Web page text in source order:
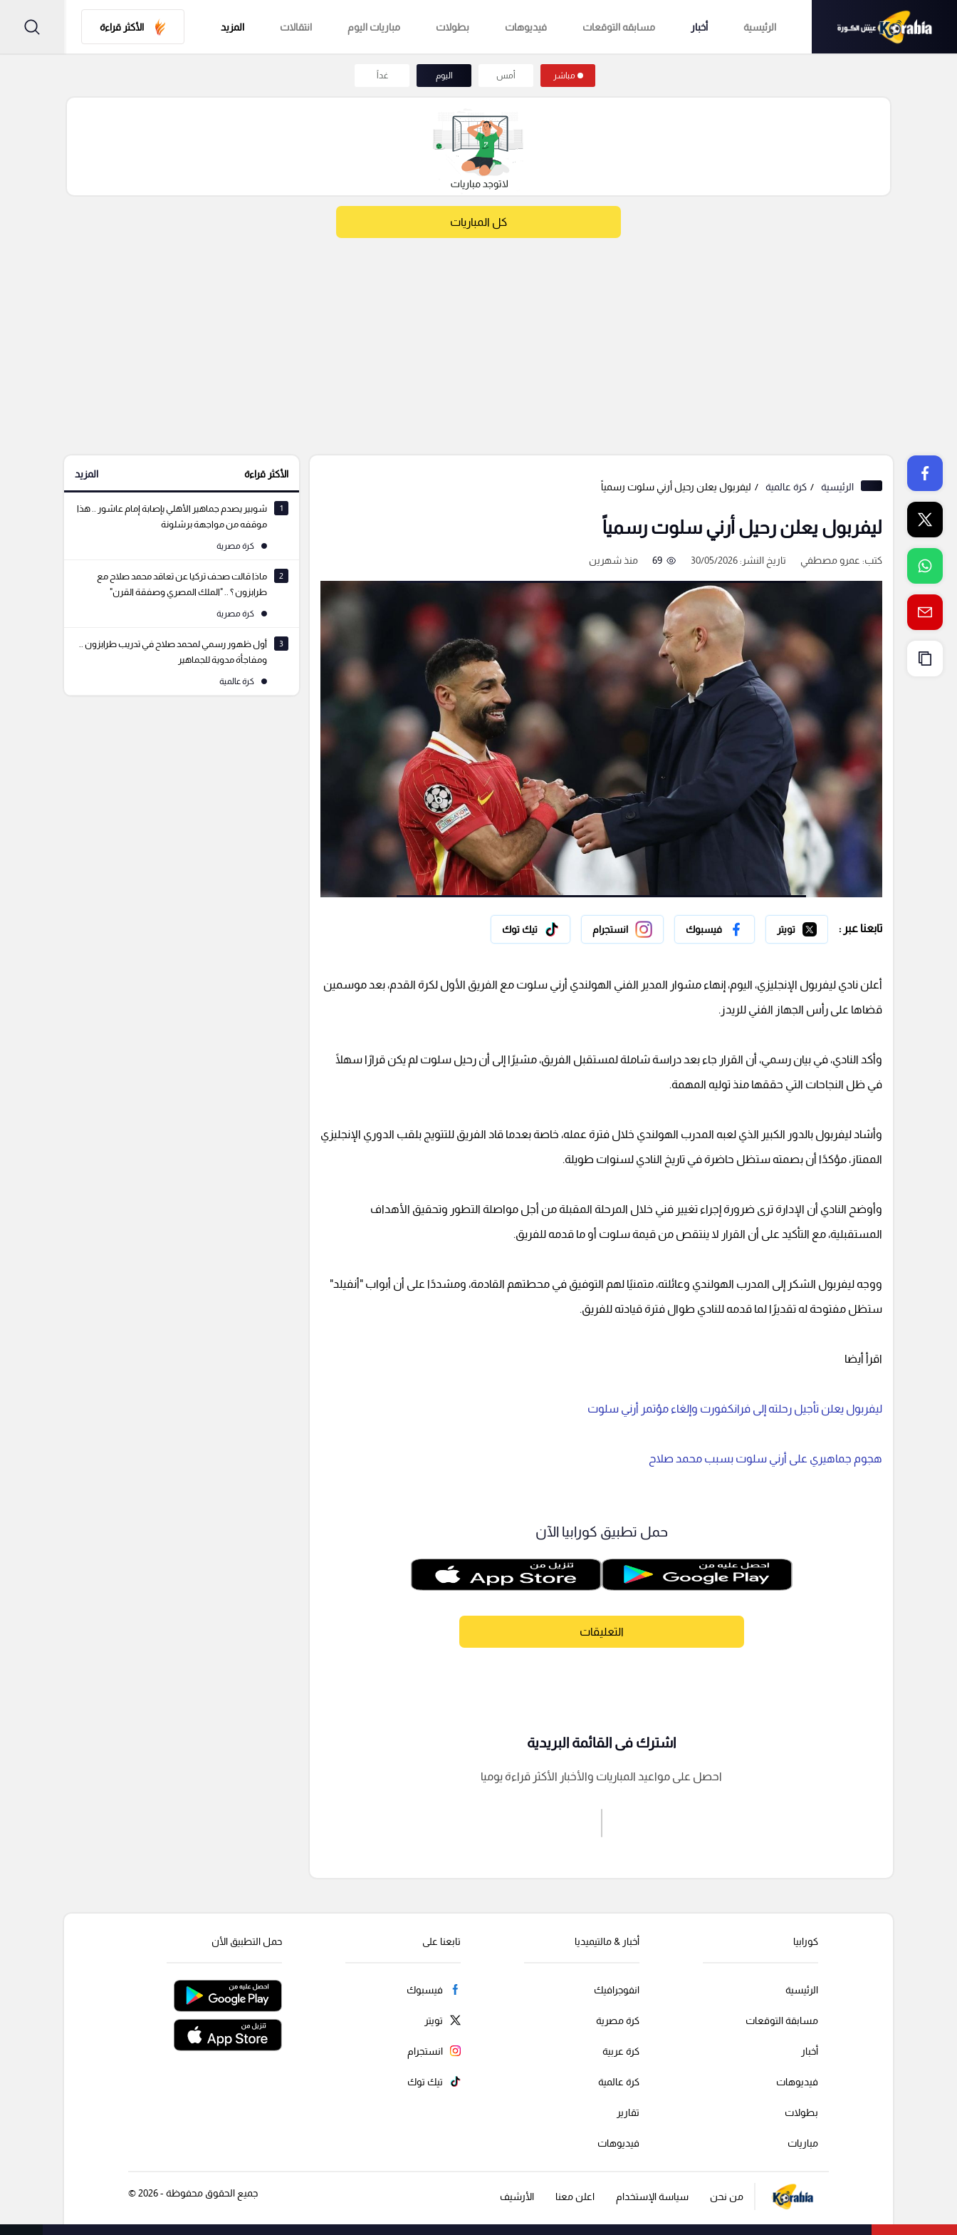
الرئيسية أخبار مسابقه التوقعات فيديوهات بطولات مباريات اليوم انتقالات المزيد الأكثر قراءة
مباشر أمس اليوم غداً
كل المباريات
الرئيسية كرة عالمية ليفربول يعلن رحيل أرني سلوت رسمياً
ليفربول يعلن رحيل أرني سلوت رسمياً
كتب: عمرو مصطفي تاريخ النشر: 30/05/2026 69 منذ شهرين
تابعنا عبر : تويتر فيسبوك انستجرام تيك توك
أعلن نادي ليفربول الإنجليزي، اليوم، إنهاء مشوار المدير الفني الهولندي أرني سلوت مع الفريق الأول لكرة القدم، بعد موسمين
قضاها على رأس الجهاز الفني للريدز.
وأكد النادي، في بيان رسمي، أن القرار جاء بعد دراسة شاملة لمستقبل الفريق، مشيرًا إلى أن رحيل سلوت لم يكن قرارًا سهلًا
في ظل النجاحات التي حققها منذ توليه المهمة.
وأشاد ليفربول بالدور الكبير الذي لعبه المدرب الهولندي خلال فترة عمله، خاصة بعدما قاد الفريق للتتويج بلقب الدوري الإنجليزي
الممتاز، مؤكدًا أن بصمته ستظل حاضرة في تاريخ النادي لسنوات طويلة.
وأوضح النادي أن الإدارة ترى ضرورة إجراء تغيير فني خلال المرحلة المقبلة من أجل مواصلة التطور وتحقيق الأهداف
المستقبلية، مع التأكيد على أن القرار لا ينتقص من قيمة سلوت أو ما قدمه للفريق.
ووجه ليفربول الشكر إلى المدرب الهولندي وعائلته، متمنيًا لهم التوفيق في محطتهم القادمة، ومشددًا على أن أبواب "أنفيلد"
ستظل مفتوحة له تقديرًا لما قدمه للنادي طوال فترة قيادته للفريق.
اقرأ أيضا
ليفربول يعلن تأجيل رحلته إلى فرانكفورت وإلغاء مؤتمر أرني سلوت
هجوم جماهيري على أرني سلوت بسبب محمد صلاح
حمل تطبيق كورابيا الآن
التعليقات
إرسال تعليق
اشترك فى القائمة البريدية
احصل على مواعيد المباريات والأخبار الأكثر قراءة يوميا
الأكثر قراءة المزيد
1
شوبير يصدم جماهير الأهلي بإصابة إمام عاشور .. هذا
موقفه من مواجهة برشلونة
كرة مصرية
2
ماذا قالت صحف تركيا عن تعاقد محمد صلاح مع
طرابزون ؟ .. "الملك المصري وصفقة القرن"
كرة مصرية
3
أول ظهور رسمي لمحمد صلاح في تدريب طرابزون ..
ومفاجأة مدوية للجماهير
كرة عالمية
كورابيا
الرئيسية
مسابقة التوقعات
أخبار
فيديوهات
بطولات
مباريات
أخبار & مالتيميديا
انفوجرافيك
كرة مصرية
كرة عربية
كرة عالمية
تقارير
فيديوهات
تابعنا على
فيسبوك
تويتر
انستجرام
تيك توك
حمل التطبيق الأن
من نحن سياسة الإستخدام اعلن معنا الأرشيف جميع الحقوق محفوظة - 2026 ©